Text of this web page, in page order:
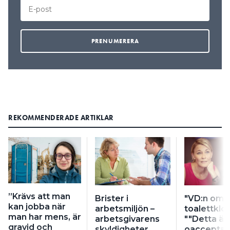
REKOMMENDERADE ARTIKLAR
”Krävs att man
kan jobba när
man har mens, är
gravid och
Brister i
arbetsmiljön –
arbetsgivarens
"VD:n om
""Detta är